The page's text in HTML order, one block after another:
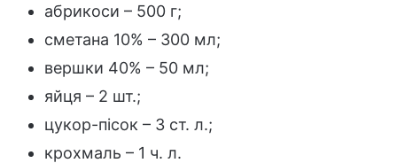
абрикоси – 500 г;
сметана 10% – 300 мл;
вершки 40% – 50 мл;
яйця – 2 шт.;
цукор-пісок – 3 ст. л.;
крохмаль – 1 ч. л.